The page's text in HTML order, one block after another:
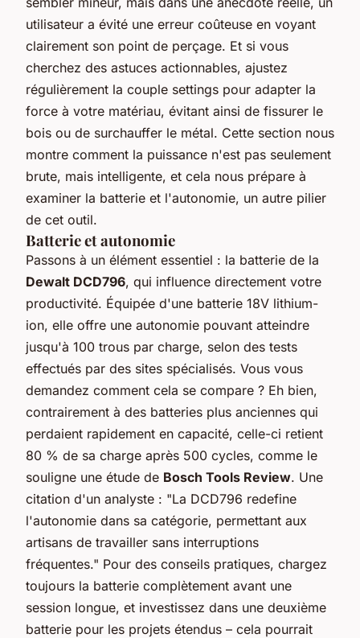
utilisateur a évité une erreur coûteuse en voyant
clairement son point de perçage. Et si vous
cherchez des astuces actionnables, ajustez
régulièrement la couple settings pour adapter la
force à votre matériau, évitant ainsi de fissurer le
bois ou de surchauffer le métal. Cette section nous
montre comment la puissance n'est pas seulement
brute, mais intelligente, et cela nous prépare à
examiner la batterie et l'autonomie, un autre pilier
de cet outil.
Batterie et autonomie
Passons à un élément essentiel : la batterie de la
Dewalt DCD796, qui influence directement votre
productivité. Équipée d'une batterie 18V lithium-
ion, elle offre une autonomie pouvant atteindre
jusqu'à 100 trous par charge, selon des tests
effectués par des sites spécialisés. Vous vous
demandez comment cela se compare ? Eh bien,
contrairement à des batteries plus anciennes qui
perdaient rapidement en capacité, celle-ci retient
80 % de sa charge après 500 cycles, comme le
souligne une étude de Bosch Tools Review. Une
citation d'un analyste : "La DCD796 redefine
l'autonomie dans sa catégorie, permettant aux
artisans de travailler sans interruptions
fréquentes." Pour des conseils pratiques, chargez
toujours la batterie complètement avant une
session longue, et investissez dans une deuxième
batterie pour les projets étendus – cela pourrait